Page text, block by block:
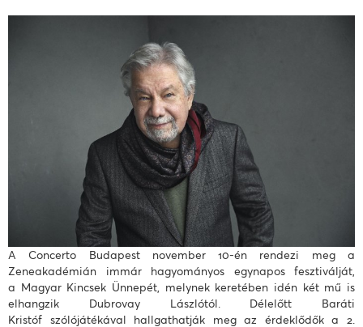
A Concerto Budapest november 10-én rendezi meg a
Zeneakadémián immár hagyományos egynapos fesztiválját,
a Magyar Kincsek Ünnepét, melynek keretében idén két mű is
elhangzik Dubrovay Lászlótól. Délelőtt Baráti
Kristóf szólójátékával hallgathatják meg az érdeklődők a 2.